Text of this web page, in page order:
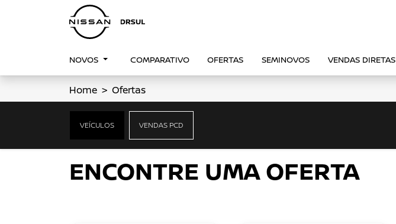
NOVOS COMPARATIVO OFERTAS SEMINOVOS VENDAS DIRETAS
Home Ofertas
VEÍCULOS VENDAS PCD
OFERTAS NISSAN
Clique e solicite sua proposta.
ENCONTRE UMA OFERTA